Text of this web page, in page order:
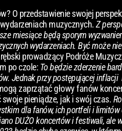
O przedstawienie swojej
muzycznych.Z
miesiące będą sporym
wydarzeniach. Być może
prowadzący Podróże
po czole:To będzie zderzenie
Jednak przy postępującej
zaprzątać głowy fanów
pieniądze, jak i swój czas.
dla fanów, ich portfeli i
DUŻO koncertów i festiwali, ale